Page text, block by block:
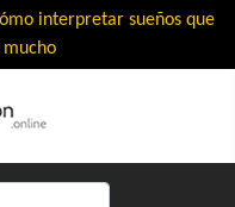
interpretar sueños que
mucho